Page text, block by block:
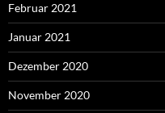
Februar 2021
Januar 2021
Dezember 2020
November 2020